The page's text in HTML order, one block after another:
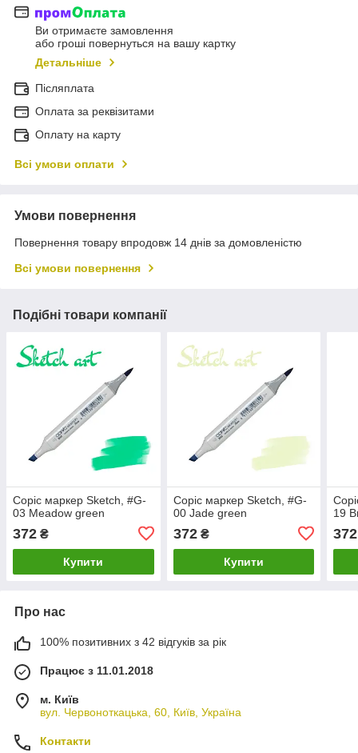
Ви отримаєте замовлення
або гроші повернуться на вашу картку
Детальніше
Післяплата
Оплата за реквізитами
Оплату на карту
Всі умови оплати
Умови повернення
Повернення товару впродовж 14 днів за домовленістю
Всі умови повернення
Подібні товари компанії
Copic маркер Sketch, #G-
03 Meadow green
372 ₴
Купити
Copic маркер Sketch, #G-
00 Jade green
372₴
Купити
19
372
Про нас
100% позитивних з 42 відгуків за рік
Працює з 11.01.2018
м. Київ
вул. Червоноткацька, 60, Київ, Україна
Контакти